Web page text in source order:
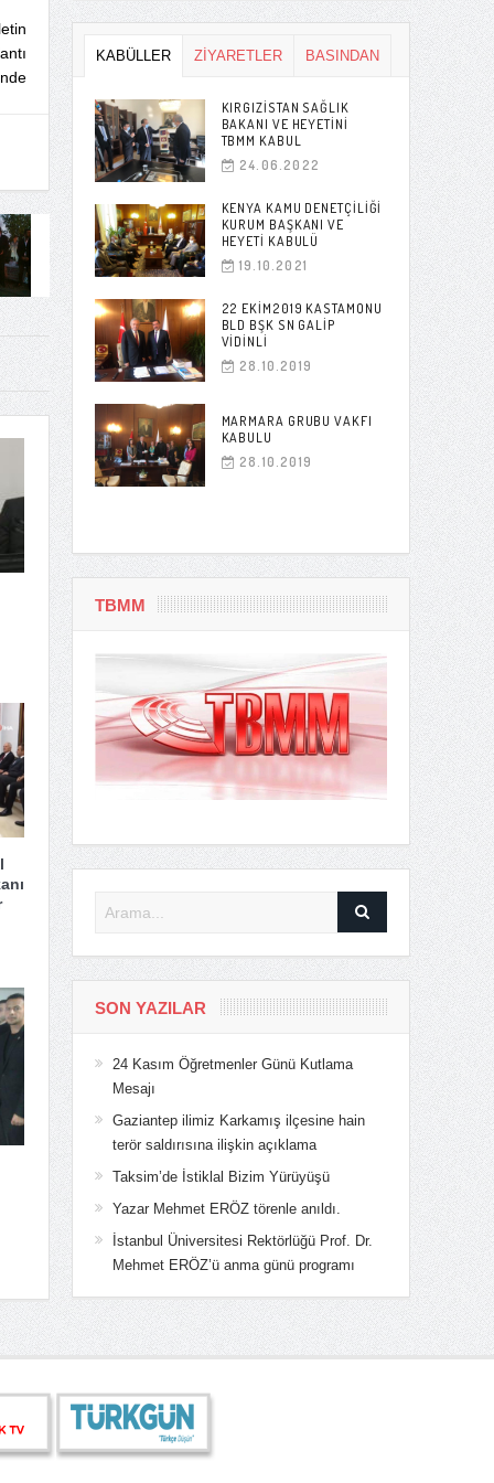
KABÜLLER ZİYARETLER BASINDAN
KIRGIZISTAN SAĞLIK
BAKANI VE HEYETINI
TBMM KABUL
24.06.2022
KENYA KAMU DENETÇILIĞI
KURUM BAŞKANI VE
HEYETI KABULÜ
19.10.2021
22 EKIM2019 KASTAMONU
BLD BŞK SN GALIP
VIDINLI
28.10.2019
MARMARA GRUBU VAKFI
KABULU
28.10.2019
TBMM
SON YAZILAR
24 Kasım Öğretmenler Günü Kutlama
Mesajı
Gaziantep ilimiz Karkamış ilçesine hain
terör saldırısına ilişkin açıklama
Taksim’de İstiklal Bizim Yürüyüşü
Yazar Mehmet ERÖZ törenle anıldı.
İstanbul Üniversitesi Rektörlüğü Prof. Dr.
Mehmet ERÖZ’ü anma günü programı